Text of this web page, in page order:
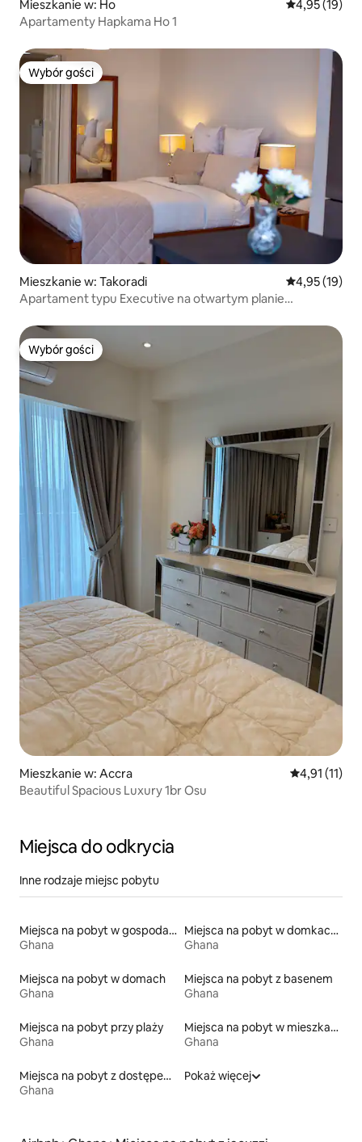
Mieszkanie w: Ho Średnia
4,95 (19)
Apartamenty Hapkama Ho 1
Wybór gości
Wybór gości
Mieszkanie w: Takoradi Średnia
4,95 (19)
Apartament typu Executive na otwartym planie
Wybór gości
Wybór gości
Mieszkanie w: Accra Średnia
4,91 (11)
Beautiful Spacious Luxury 1br Osu
Miejsca do odkrycia
Inne rodzaje miejsc pobytu
Miejsca na pobyt w gospodarstwach agroturystycznych
Ghana
Miejsca na pobyt w domkach gościnnych
Ghana
Miejsca na pobyt w domach
Ghana
Miejsca na pobyt z basenem
Ghana
Miejsca na pobyt przy plaży
Ghana
Miejsca na pobyt w mieszkaniach
Ghana
Miejsca na pobyt z dostępem do jeziora
Ghana
Pokaż więcej